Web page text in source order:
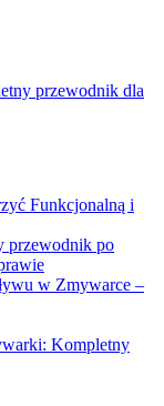
przewodnik dla
Funkcjonalną i
przewodnik po
w Zmywarce –
Kompletny